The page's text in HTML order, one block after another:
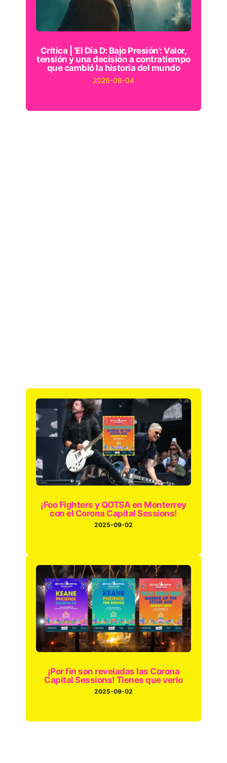
Crítica | ‘El Día D: Bajo Presión’: Valor,
tensión y una decisión a contratiempo
que cambió la historia del mundo
2026-08-04
¡Foo Fighters y QOTSA en Monterrey
con el Corona Capital Sessions!
2025-09-02
¡Por fin son reveladas las Corona
Capital Sessions! Tienes que verlo
2025-09-02